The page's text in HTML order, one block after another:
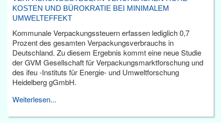
KOSTEN UND BÜROKRATIE BEI MINIMALEM
UMWELTEFFEKT
Kommunale Verpackungssteuern erfassen lediglich 0,7
Prozent des gesamten Verpackungsverbrauchs in
Deutschland. Zu diesem Ergebnis kommt eine neue Studie
der GVM Gesellschaft für Verpackungsmarktforschung und
des ifeu -Instituts für Energie- und Umweltforschung
Heidelberg gGmbH.
Weiterlesen...